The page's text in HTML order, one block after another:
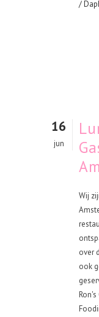
/
16
jun
Wij
over
ook